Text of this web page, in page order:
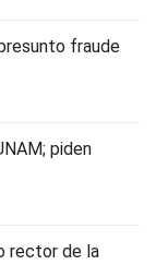
fraude
piden
rector de la